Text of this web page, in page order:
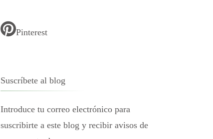
Pinterest
Suscríbete al blog
Introduce tu correo electrónico para
suscribirte a este blog y recibir avisos de